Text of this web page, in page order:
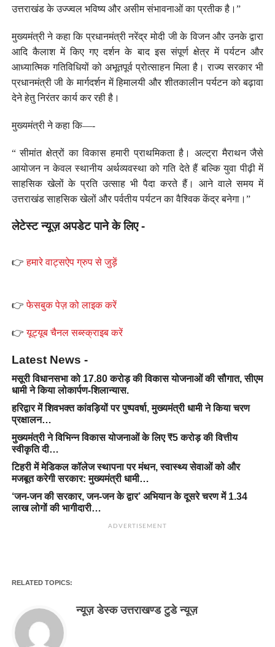
उत्तराखंड के उज्ज्वल भविष्य और असीम संभावनाओं का प्रतीक है।”
मुख्यमंत्री ने कहा कि प्रधानमंत्री नरेंद्र मोदी जी के विजन और उनके द्वारा
आदि कैलाश में किए गए दर्शन के बाद इस संपूर्ण क्षेत्र में पर्यटन और
आध्यात्मिक गतिविधियों को अभूतपूर्व प्रोत्साहन मिला है। राज्य सरकार भी
प्रधानमंत्री जी के मार्गदर्शन में हिमालयी और शीतकालीन पर्यटन को बढ़ावा
देने हेतु निरंतर कार्य कर रही है।
मुख्यमंत्री ने कहा कि—-
“ सीमांत क्षेत्रों का विकास हमारी प्राथमिकता है। अल्ट्रा मैराथन जैसे
आयोजन न केवल स्थानीय अर्थव्यवस्था को गति देते हैं बल्कि युवा पीढ़ी में
साहसिक खेलों के प्रति उत्साह भी पैदा करते हैं। आने वाले समय में
उत्तराखंड साहसिक खेलों और पर्वतीय पर्यटन का वैश्विक केंद्र बनेगा।”
लेटेस्ट न्यूज़ अपडेट पाने के लिए -
👉हमारे वाट्सऐप ग्रुप से जुड़ें
👉फेसबुक पेज़ को लाइक करें
👉यूट्यूब चैनल सब्स्क्राइब करें
Latest News -
मसूरी विधानसभा को 17.80 करोड़ की विकास योजनाओं की सौगात, सीएम
धामी ने किया लोकार्पण-शिलान्यास.
हरिद्वार में शिवभक्त कांवड़ियों पर पुष्पवर्षा, मुख्यमंत्री धामी ने किया चरण
प्रक्षालन…
मुख्यमंत्री ने विभिन्न विकास योजनाओं के लिए ₹5 करोड़ की वित्तीय
स्वीकृति दी…
टिहरी में मेडिकल कॉलेज स्थापना पर मंथन, स्वास्थ्य सेवाओं को और
मजबूत करेगी सरकार: मुख्यमंत्री धामी…
‘जन-जन की सरकार, जन-जन के द्वार’ अभियान के दूसरे चरण में 1.34
लाख लोगों की भागीदारी…
ADVERTISEMENT
RELATED TOPICS:
न्यूज़ डेस्क उत्तराखण्ड टुडे न्यूज़